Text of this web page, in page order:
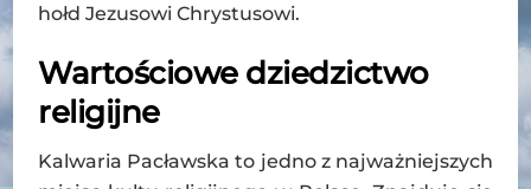
hołd Jezusowi Chrystusowi.
Wartościowe dziedzictwo
religijne
Kalwaria Pacławska to jedno z najważniejszych